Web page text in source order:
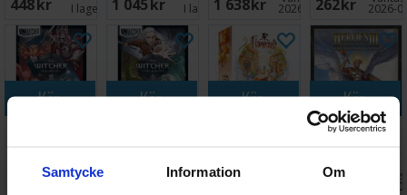
Samtycke Information Om
Kortspel
448 SEK I lager: 1 045 SEK I lager: 3
1 638 SEK 2026-08-24262 SEK 2026-
Köp
Realms Falls
448 SEK Väntas in:
Köp
Steel & Silver
Köp
468 SEK
Köp
Heroes of
III Brädspel
794 SEK 2026-